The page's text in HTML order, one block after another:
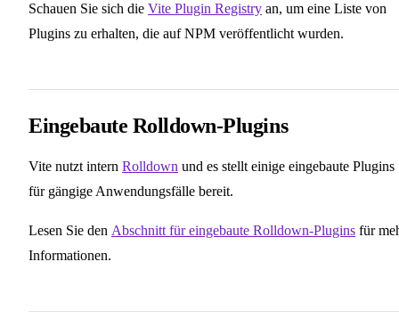
Schauen Sie sich die Vite Plugin Registry an, um eine Liste von
Plugins zu erhalten, die auf NPM veröffentlicht wurden.
Eingebaute Rolldown-Plugins
Vite nutzt intern Rolldown und es stellt einige eingebaute Plugins
für gängige Anwendungsfälle bereit.
Lesen Sie den Abschnitt für eingebaute Rolldown-Plugins für
Informationen.